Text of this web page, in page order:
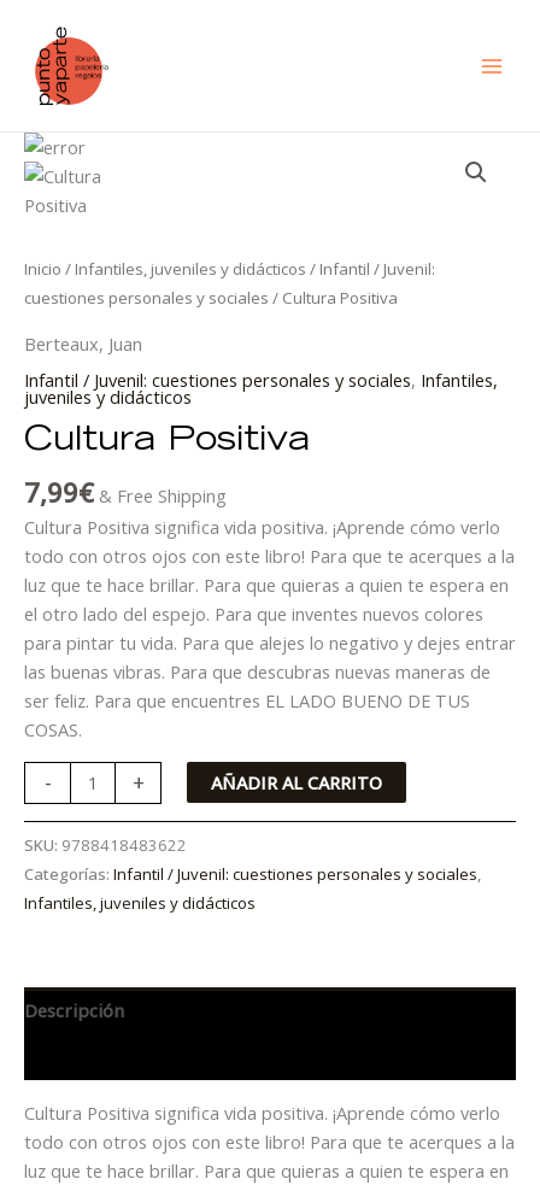
contenido
Inicio / Infantiles, juveniles y didácticos / Infantil / Juvenil:
cuestiones personales y sociales / Cultura Positiva
Berteaux, Juan
Infantil / Juvenil: cuestiones personales y sociales, Infantiles,
juveniles y didácticos
Cultura Positiva
7,99€ & Free Shipping
Cultura Positiva significa vida positiva. ¡Aprende cómo verlo
todo con otros ojos con este libro! Para que te acerques a la
luz que te hace brillar. Para que quieras a quien te espera en
el otro lado del espejo. Para que inventes nuevos colores
para pintar tu vida. Para que alejes lo negativo y dejes entrar
las buenas vibras. Para que descubras nuevas maneras de
ser feliz. Para que encuentres EL LADO BUENO DE TUS
COSAS.
-
Cultura
Positiva
cantidad
+ AÑADIR AL CARRITO
SKU: 9788418483622
Categorías: Infantil / Juvenil: cuestiones personales y sociales,
Infantiles, juveniles y didácticos
Descripción
Cultura Positiva significa vida positiva. ¡Aprende cómo verlo
todo con otros ojos con este libro! Para que te acerques a la
luz que te hace brillar. Para que quieras a quien te espera en